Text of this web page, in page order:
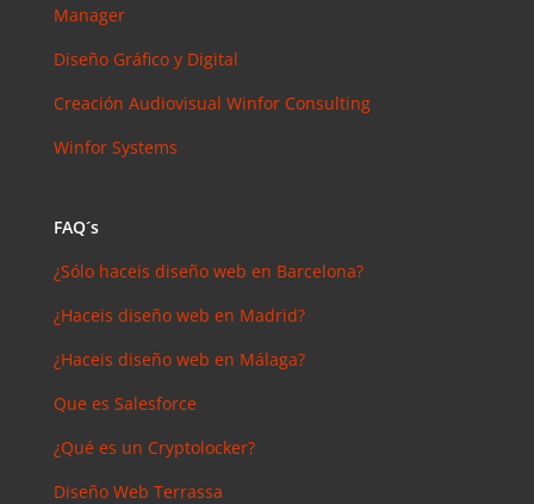
Manager
Diseño Gráfico y Digital
Creación Audiovisual Winfor Consulting
Winfor Systems
FAQ´s
¿Sólo haceis diseño web en Barcelona?
¿Haceis diseño web en Madrid?
¿Haceis diseño web en Málaga?
Que es Salesforce
¿Qué es un Cryptolocker?
Diseño Web Terrassa